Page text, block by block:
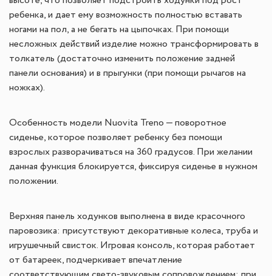
ребенка, и дает ему возможность полностью вставать
ногами на пол, а не бегать на цыпочках. При помощи
несложных действий изделие можно трансформировать в
толкатель (достаточно изменить положение задней
панели основания) и в прыгунки (при помощи рычагов на
ножках).
Особенность модели Nuovita Treno — поворотное
сиденье, которое позволяет ребенку без помощи
взрослых разворачиваться на 360 градусов. При желании
данная функция блокируется, фиксируя сиденье в нужном
положении.
Верхняя панель ходунков выполнена в виде красочного
паровозика: присутствуют декоративные колеса, труба и
игрушечный свисток. Игровая консоль, которая работает
от батареек, подчеркивает впечатление